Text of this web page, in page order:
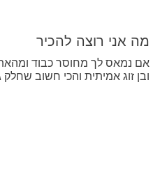
מה אני רוצה להכיר
אם נמאס לך מחוסר כבוד
ובן זוג אמיתית והכי חשוב